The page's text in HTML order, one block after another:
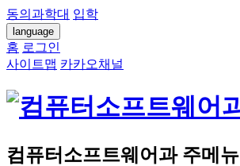
동의과학대 입학
language
홈 로그인
사이트맵 카카오채널
컴퓨터소프트웨어과 주메뉴